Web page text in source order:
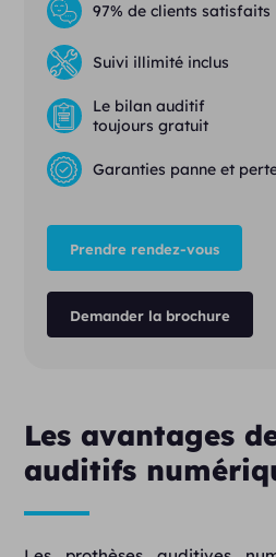
97% de clients satisfaits
Suivi illimité inclus
Le bilan auditif
toujours gratuit
Garanties panne et
Prendre rendez-vous
Demander la brochure
Les avantages
auditifs